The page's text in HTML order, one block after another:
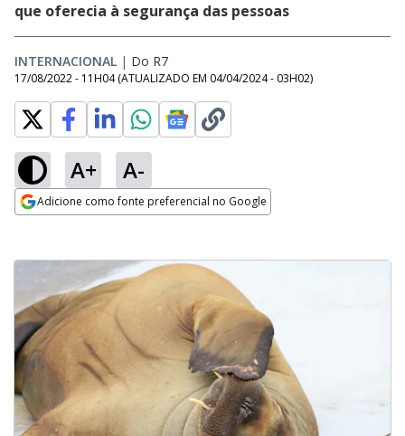
que oferecia à segurança das pessoas
INTERNACIONAL | Do R7
17/08/2022 - 11H04 (ATUALIZADO EM 04/04/2024 - 03H02)
A+ A-
Adicione como fonte preferencial no Google